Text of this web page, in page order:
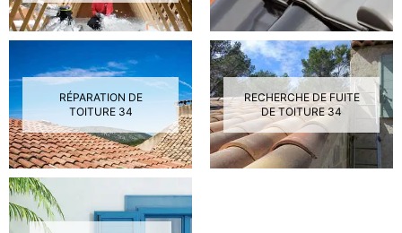
RÉPARATION DE
TOITURE 34
RECHERCHE DE FUITE
DE TOITURE 34